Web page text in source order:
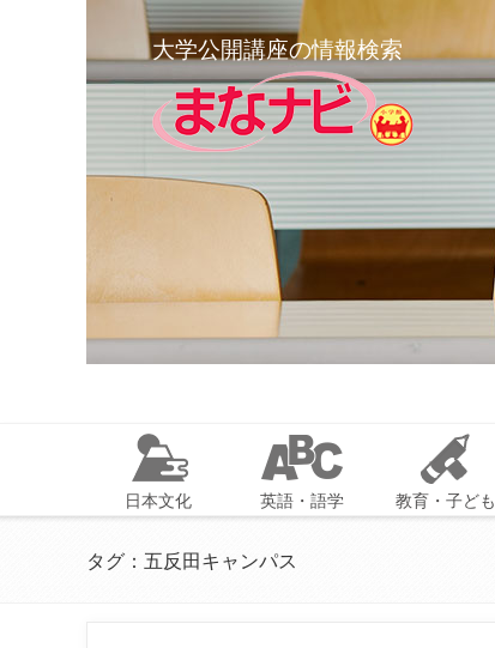
大学公開講座の情報検索
日本文化 英語・語学 教育・子ども
タグ：五反田キャンパス